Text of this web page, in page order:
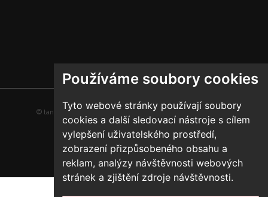
Používáme soubory cookies
Tyto webové stránky používají soubory
cookies a další sledovací nástroje s cílem
vylepšení uživatelského prostředí,
zobrazení přizpůsobeného obsahu a
reklam, analýzy návštěvnosti webových
stránek a zjištění zdroje návštěvnosti.
© tancirna.org | Všechna práva vyhrazena |Předvolby cookies